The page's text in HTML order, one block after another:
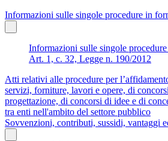
Informazioni sulle singole procedure in
Informazioni sulle singole
Art. 1, c. 32, Legge n. 190/2012
Atti relativi alle procedure per
servizi, forniture, lavori e opere, di
progettazione, di concorsi di idee e di
tra enti nell'ambito del settore pubblico
Sovvenzioni, contributi, sussidi, vantaggi